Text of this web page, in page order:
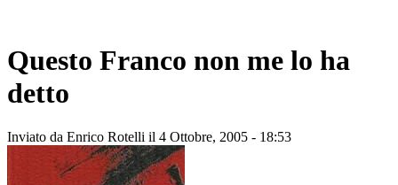
Questo Franco non me lo ha
detto
Inviato da Enrico Rotelli il 4 Ottobre, 2005 - 18:53